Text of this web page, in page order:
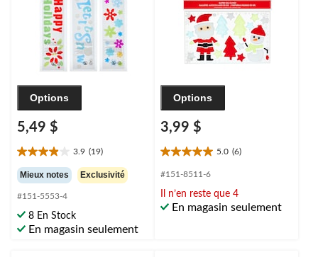
aléatoires, réutilisables,
5,5 x 21 po
Options
5,49 $
3.9 (19)
3.9
étoile(s)
sur
5.
19
évaluations
Mieux notes Exclusivité
#151-5553-4
8 En Stock
En magasin seulement
coller réutilisables
Options
3,99 $
5.0 (6)
5.0
étoile(s)
5.
6
#151-8511-6
Il n’en reste que 4
En magasin seulement